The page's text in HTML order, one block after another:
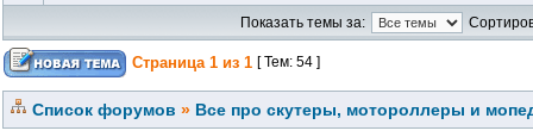
Показать темы за:
Страница 1 из 1 [ Тем: 54 ]
Список форумов » Все про скутеры, мотороллеры и